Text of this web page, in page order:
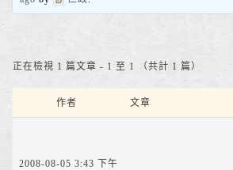
正在檢視 1 篇文章 - 1 至 1 （共計 1 篇）
作者 文章
2008-08-05 3:43 下午